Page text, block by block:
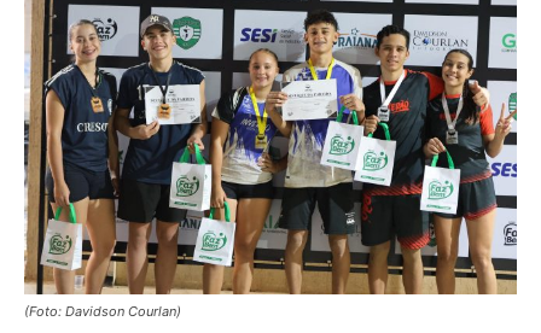
(Foto: Davidson Courlan)